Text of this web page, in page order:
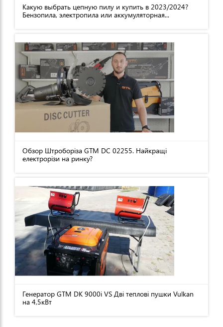
Какую выбрать цепную пилу и купить в 2023/2024?
Бензопила, электропила или аккумуляторная...
Обзор Штроборіза GTM DC 02255. Найкращі
електрорізи на ринку?
Генератор GTM DK 9000i VS Дві теплові пушки Vulkan
на 4,5кВт